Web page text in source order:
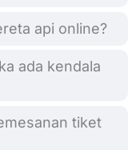
api online?
ada kendala
tiket